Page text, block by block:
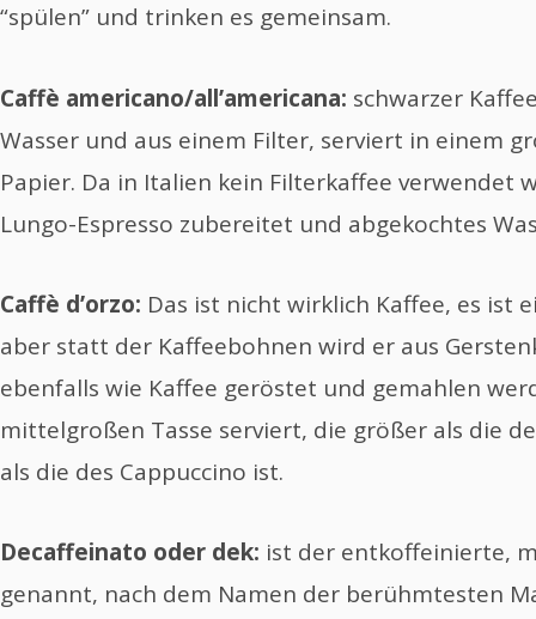
“spülen” und trinken es gemeinsam.
Caffè americano/all’americana: schwarzer
Wasser und aus einem Filter, serviert in einem
Papier. Da in Italien kein Filterkaffee verwendet
Lungo-Espresso zubereitet und abgekochtes
Caffè d’orzo: Das ist nicht wirklich Kaffee, es ist
aber statt der Kaffeebohnen wird er aus
ebenfalls wie Kaffee geröstet und gemahlen
mittelgroßen Tasse serviert, die größer als die
als die des Cappuccino ist.
Decaffeinato oder dek: ist der entkoffeinierte,
genannt, nach dem Namen der berühmtesten